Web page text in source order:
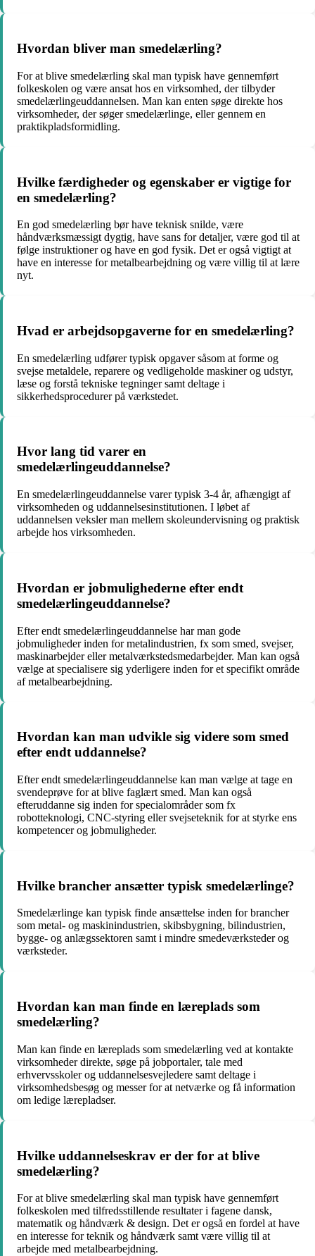
Hvordan bliver man smedelærling?
For at blive smedelærling skal man typisk have gennemført
folkeskolen og være ansat hos en virksomhed, der tilbyder
smedelærlingeuddannelsen. Man kan enten søge direkte hos
virksomheder, der søger smedelærlinge, eller gennem en
praktikpladsformidling.
Hvilke færdigheder og egenskaber er vigtige for
en smedelærling?
En god smedelærling bør have teknisk snilde, være
håndværksmæssigt dygtig, have sans for detaljer, være god til at
følge instruktioner og have en god fysik. Det er også vigtigt at
have en interesse for metalbearbejdning og være villig til at lære
nyt.
Hvad er arbejdsopgaverne for en smedelærling?
En smedelærling udfører typisk opgaver såsom at forme og
svejse metaldele, reparere og vedligeholde maskiner og udstyr,
læse og forstå tekniske tegninger samt deltage i
sikkerhedsprocedurer på værkstedet.
Hvor lang tid varer en
smedelærlingeuddannelse?
En smedelærlingeuddannelse varer typisk 3-4 år, afhængigt af
virksomheden og uddannelsesinstitutionen. I løbet af
uddannelsen veksler man mellem skoleundervisning og praktisk
arbejde hos virksomheden.
Hvordan er jobmulighederne efter endt
smedelærlingeuddannelse?
Efter endt smedelærlingeuddannelse har man gode
jobmuligheder inden for metalindustrien, fx som smed, svejser,
maskinarbejder eller metalværkstedsmedarbejder. Man kan også
vælge at specialisere sig yderligere inden for et specifikt område
af metalbearbejdning.
Hvordan kan man udvikle sig videre som smed
efter endt uddannelse?
Efter endt smedelærlingeuddannelse kan man vælge at tage en
svendeprøve for at blive faglært smed. Man kan også
efteruddanne sig inden for specialområder som fx
robotteknologi, CNC-styring eller svejseteknik for at styrke ens
kompetencer og jobmuligheder.
Hvilke brancher ansætter typisk smedelærlinge?
Smedelærlinge kan typisk finde ansættelse inden for brancher
som metal- og maskinindustrien, skibsbygning, bilindustrien,
bygge- og anlægssektoren samt i mindre smedeværksteder og
værksteder.
Hvordan kan man finde en læreplads som
smedelærling?
Man kan finde en læreplads som smedelærling ved at kontakte
virksomheder direkte, søge på jobportaler, tale med
erhvervsskoler og uddannelsesvejledere samt deltage i
virksomhedsbesøg og messer for at netværke og få information
om ledige lærepladser.
Hvilke uddannelseskrav er der for at blive
smedelærling?
For at blive smedelærling skal man typisk have gennemført
folkeskolen med tilfredsstillende resultater i fagene dansk,
matematik og håndværk & design. Det er også en fordel at have
en interesse for teknik og håndværk samt være villig til at
arbejde med metalbearbejdning.